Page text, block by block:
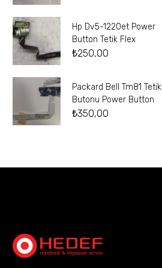
Hp Dv5-1220et Power
Button Tetik Flex
₺250,00
Packard Bell Tm81 Tetik
Butonu Power Button
₺350,00